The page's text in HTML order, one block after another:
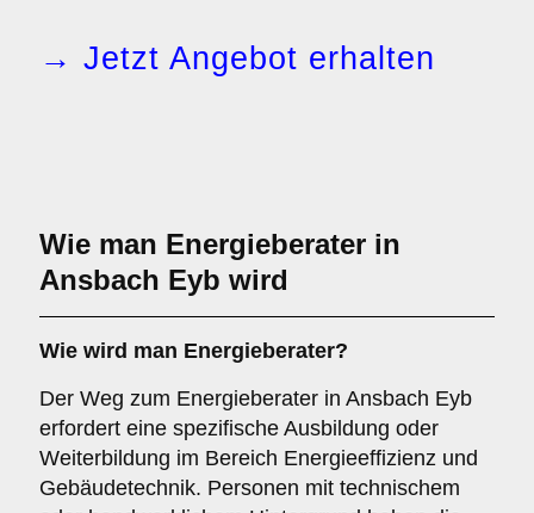
→ Jetzt Angebot erhalten
Wie man Energieberater in
Ansbach Eyb wird
Wie wird man Energieberater?
Der Weg zum Energieberater in Ansbach Eyb
erfordert eine spezifische Ausbildung oder
Weiterbildung im Bereich Energieeffizienz und
Gebäudetechnik. Personen mit technischem